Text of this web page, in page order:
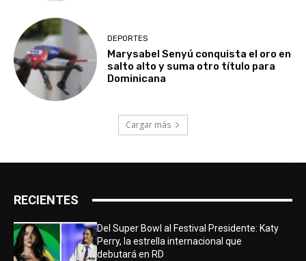
DEPORTES
Marysabel Senyú conquista el oro en
salto alto y suma otro título para
Dominicana
Cargar más
RECIENTES
Del Super Bowl al Festival Presidente: Katy
Perry, la estrella internacional que
debutará en RD